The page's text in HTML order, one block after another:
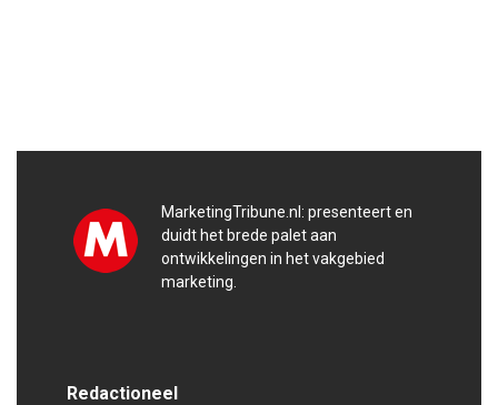
MarketingTribune.nl: presenteert en
duidt het brede palet aan
ontwikkelingen in het vakgebied
marketing.
Redactioneel